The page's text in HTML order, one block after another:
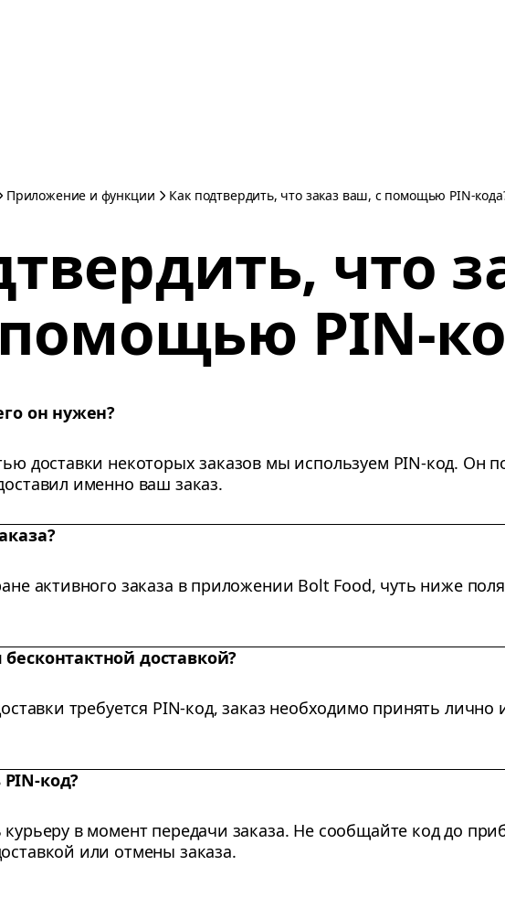
Приложение и функции Как подтвердить, что заказ ваш, с помощью PIN-
что
PIN-
он нужен?
доставки некоторых заказов мы используем PIN-код. Он
именно ваш заказ.
активного заказа в приложении Bolt Food, чуть ниже
доставкой?
требуется PIN-код, заказ необходимо принять лично
код?
в момент передачи заказа. Не сообщайте код до
или отмены заказа.